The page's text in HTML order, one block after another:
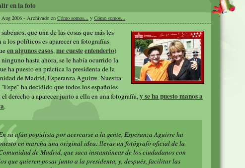
en la foto
Aug 2006 - Archivado en Cómo somos... y Cómo somos...
que una de las cosas que más les
a los políticos es aparecer en fotografías
en algunos casos,me cuesteentenderlo)
ninguno hasta ahora, se le había ocurrido la
ha puesto en práctica la presidenta de la
de Madrid, Esperanza Aguirre. Nuestra
ha decidido que todos los españoles
derecho a aparecer junto a ella en una fotografía,y se ha puesto manos a
.
su afán populista por acercarse a la gente, Esperanza Aguirre ha
en marcha una original idea: llevar un fotógrafo oficial de la
de Madrid, que saca instantáneas de los ciudadanos con
que quieren posar junto a la presidenta, y, después, facilitar las